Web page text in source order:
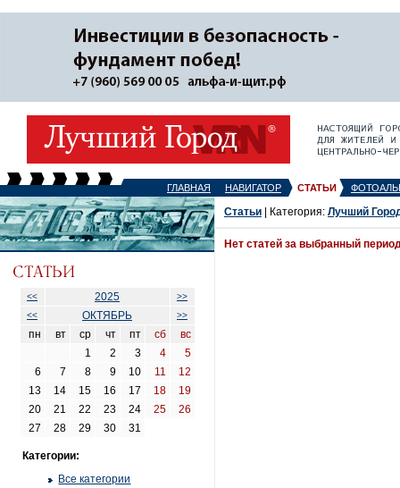
ГЛАВНАЯ НАВИГАТОР СТАТЬИ
<< 2025
>>
<<
ОКТЯБРЬ >>
пн вт ср чт пт сб
вс
1
2 3 4
5
6
7 8 9 10 11
12
13
14 15 16 17 18
19
20
21 22 23 24 25
26
27
28 29 30 31
Категории:
Все категории
Статьи | Категория: Лучший
Нет статей за выбранный